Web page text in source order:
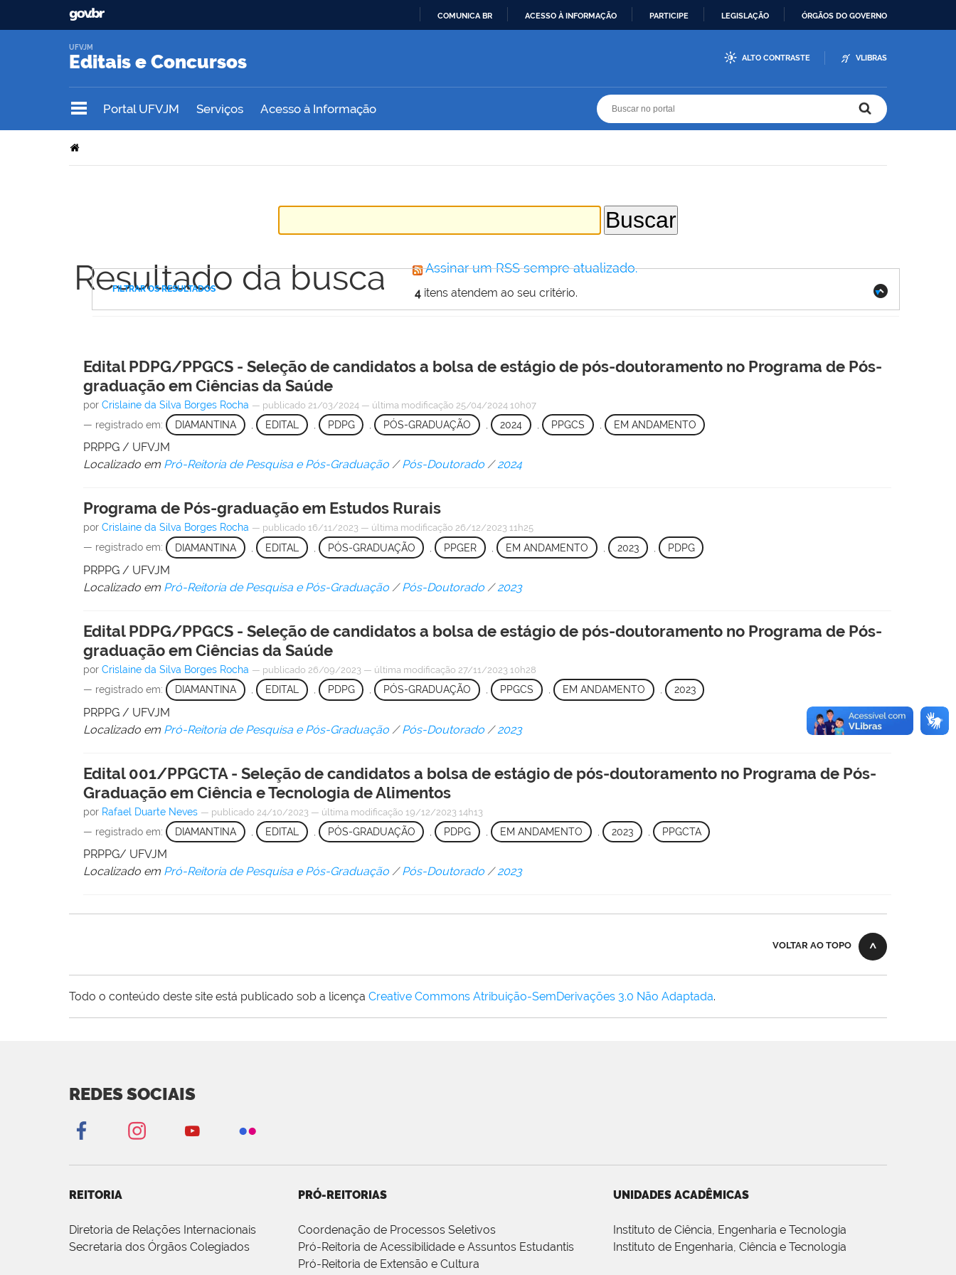
COMUNICA BR ACESSO À INFORMAÇÃO PARTICIPE LEGISLAÇÃO ÓRGÃOS DO GOVERNO
Editais e Concursos
UFVJM
ALTO CONTRASTE VLIBRAS
Portal UFVJM Serviços Acesso à Informação
Resultado da busca Assinar um RSS sempre atualizado.
4itens atendem ao seu critério.
FILTRAR OS RESULTADOS
Edital PDPG/PPGCS - Seleção de candidatos a bolsa de estágio de pós-doutoramento no Programa de Pós-
graduação em Ciências da Saúde
porCrislaine da Silva Borges Rocha — publicado 21/03/2024 — última modificação 25/04/2024 10h07
— registrado em: DIAMANTINA EDITAL PDPG , PÓS-GRADUAÇÃO , 2024 PPGCS EM ANDAMENTO
PRPPG / UFVJM
Localizado em Pró-Reitoria de Pesquisa e Pós-Graduação /Pós-Doutorado /2024
Programa de Pós-graduação em Estudos Rurais
porCrislaine da Silva Borges Rocha — publicado 16/11/2023 — última modificação 26/12/2023 11h25
— registrado em: DIAMANTINA EDITAL PÓS-GRADUAÇÃO , PPGER , EM ANDAMENTO 2023 PDPG
PRPPG / UFVJM
Localizado em Pró-Reitoria de Pesquisa e Pós-Graduação /Pós-Doutorado /2023
Edital PDPG/PPGCS - Seleção de candidatos a bolsa de estágio de pós-doutoramento no Programa de Pós-
graduação em Ciências da Saúde
porCrislaine da Silva Borges Rocha — publicado 26/09/2023 — última modificação 27/11/2023 10h28
— registrado em: DIAMANTINA , EDITAL , PDPG , PÓS-GRADUAÇÃO , PPGCS , EM ANDAMENTO , 2023
PRPPG / UFVJM
Localizado em Pró-Reitoria de Pesquisa e Pós-Graduação /Pós-Doutorado /2023
Edital 001/PPGCTA - Seleção de candidatos a bolsa de estágio de pós-doutoramento no Programa de Pós-
Graduação em Ciência e Tecnologia de Alimentos
por Rafael Duarte Neves — publicado 24/10/2023 — última modificação 19/12/2023 14h13
— registrado em: DIAMANTINA EDITAL PÓS-GRADUAÇÃO , PDPG , EM ANDAMENTO 2023 PPGCTA
PRPPG/ UFVJM
Localizado em Pró-Reitoria de Pesquisa e Pós-Graduação /Pós-Doutorado /2023
VOLTAR AO TOPO
Todo o conteúdo deste site está publicado sob a licença Creative Commons Atribuição-SemDerivações 3.0 Não Adaptada.
REDES SOCIAIS
REITORIA
Diretoria de Relações Internacionais
Secretaria dos Órgãos Colegiados
PRÓ-REITORIAS
Coordenação de Processos Seletivos
Pró-Reitoria de Acessibilidade e Assuntos Estudantis
Pró-Reitoria de Extensão e Cultura
UNIDADES ACADÊMICAS
Instituto de Ciência, Engenharia e Tecnologia
Instituto de Engenharia, Ciência e Tecnologia